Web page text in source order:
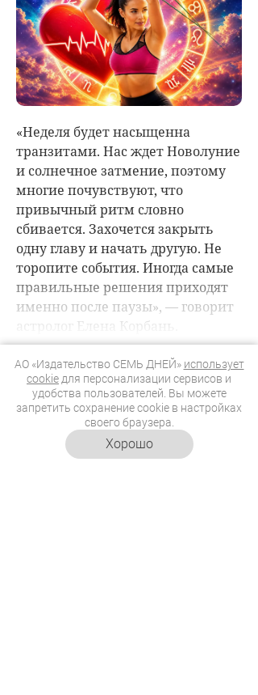
АО «Издательство СЕМЬ ДНЕЙ» использует
cookie для персонализации сервисов и
удобства пользователей. Вы можете
запретить сохранение cookie в настройках
своего браузера.
Хорошо
МАГАЗИНЫ